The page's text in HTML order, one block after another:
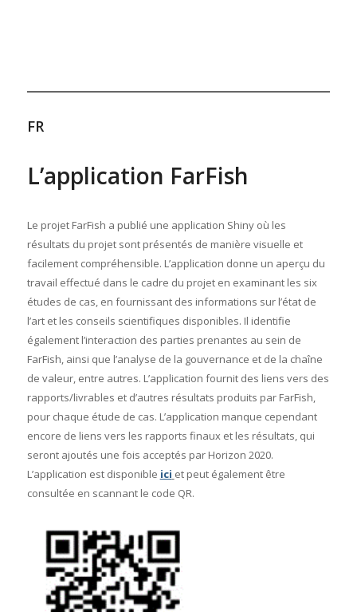
FR
L’application FarFish
Le projet FarFish a publié une application Shiny où les
résultats du projet sont présentés de manière visuelle et
facilement compréhensible. L’application donne un aperçu du
travail effectué dans le cadre du projet en examinant les six
études de cas, en fournissant des informations sur l’état de
l’art et les conseils scientifiques disponibles. Il identifie
également l’interaction des parties prenantes au sein de
FarFish, ainsi que l’analyse de la gouvernance et de la chaîne
de valeur, entre autres. L’application fournit des liens vers des
rapports/livrables et d’autres résultats produits par FarFish,
pour chaque étude de cas. L’application manque cependant
encore de liens vers les rapports finaux et les résultats, qui
seront ajoutés une fois acceptés par Horizon 2020.
L’application est disponible ici et peut également être
consultée en scannant le code QR.